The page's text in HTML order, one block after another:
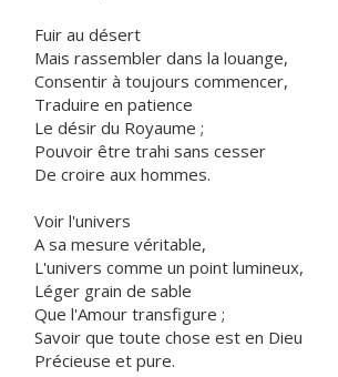
Fuir au désert
Mais rassembler dans la louange,
Consentir à toujours commencer,
Traduire en patience
Le désir du Royaume ;
Pouvoir être trahi sans cesser
De croire aux hommes.
Voir l'univers
A sa mesure véritable,
L'univers comme un point lumineux,
Léger grain de sable
Que l'Amour transfigure ;
Savoir que toute chose est en Dieu
Précieuse et pure.